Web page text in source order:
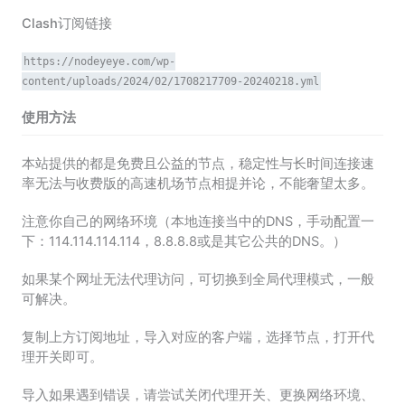
Clash订阅链接
https://nodeyeye.com/wp-
content/uploads/2024/02/1708217709-20240218.yml
使用方法
本站提供的都是免费且公益的节点，稳定性与长时间连接速
率无法与收费版的高速机场节点相提并论，不能奢望太多。
注意你自己的网络环境（本地连接当中的DNS，手动配置一
下：114.114.114.114，8.8.8.8或是其它公共的DNS。）
如果某个网址无法代理访问，可切换到全局代理模式，一般
可解决。
复制上方订阅地址，导入对应的客户端，选择节点，打开代
理开关即可。
导入如果遇到错误，请尝试关闭代理开关、更换网络环境、